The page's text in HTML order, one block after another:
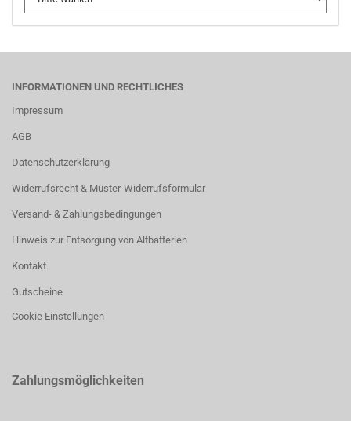
INFORMATIONEN UND RECHTLICHES
Impressum
AGB
Datenschutzerklärung
Widerrufsrecht & Muster-Widerrufsformular
Versand- & Zahlungsbedingungen
Hinweis zur Entsorgung von Altbatterien
Kontakt
Gutscheine
Cookie Einstellungen
Zahlungsmöglichkeiten